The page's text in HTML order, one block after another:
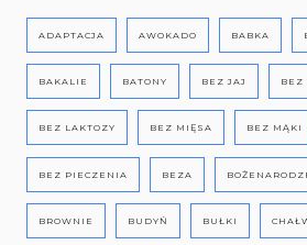
ADAPTACJA AWOKADO BABKA
BAKALIE BATONY BEZ JAJ BEZ
BEZ LAKTOZY BEZ MIĘSA BEZ MĄKI
BEZ PIECZENIA BEZA
BROWNIE BUDYŃ BUŁKI